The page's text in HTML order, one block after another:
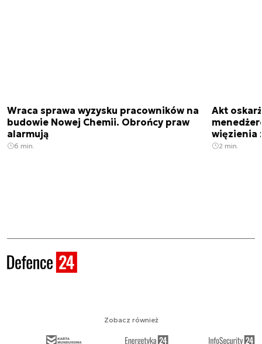
Wraca sprawa wyzysku pracowników na
budowie Nowej Chemii. Obrońcy praw
alarmują
6 min.
Akt
więzienia
2 min.
Zobacz również